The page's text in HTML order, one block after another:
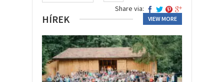
Share via:
HÍREK VIEW MORE